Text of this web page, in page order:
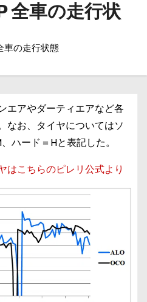
全車の走行状
車の走行状態
エアやダーティエアなど各
なお、タイヤについてはソ
ハード＝Hと表記した。
はこちらのピレリ公式より